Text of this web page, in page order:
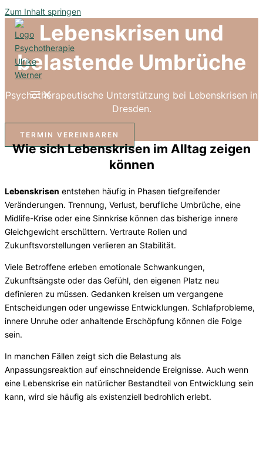
Zum Inhalt springen
Lebenskrisen und
belastende Umbrüche
Psychotherapeutische Unterstützung bei Lebenskrisen in
Dresden.
TERMIN VEREINBAREN
Wie sich Lebenskrisen im Alltag zeigen
können
Lebenskrisen entstehen häufig in Phasen tiefgreifender
Veränderungen. Trennung, Verlust, berufliche Umbrüche, eine
Midlife-Krise oder eine Sinnkrise können das bisherige innere
Gleichgewicht erschüttern. Vertraute Rollen und
Zukunftsvorstellungen verlieren an Stabilität.
Viele Betroffene erleben emotionale Schwankungen,
Zukunftsängste oder das Gefühl, den eigenen Platz neu
definieren zu müssen. Gedanken kreisen um vergangene
Entscheidungen oder ungewisse Entwicklungen. Schlafprobleme,
innere Unruhe oder anhaltende Erschöpfung können die Folge
sein.
In manchen Fällen zeigt sich die Belastung als
Anpassungsreaktion auf einschneidende Ereignisse. Auch wenn
eine Lebenskrise ein natürlicher Bestandteil von Entwicklung sein
kann, wird sie häufig als existenziell bedrohlich erlebt.